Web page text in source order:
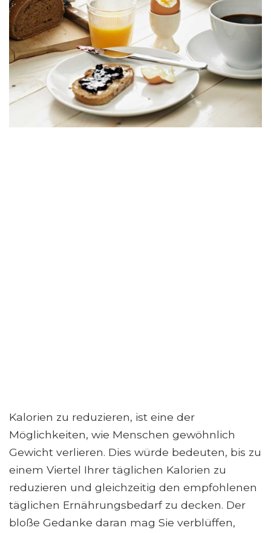
Kalorien zu reduzieren, ist eine der
Möglichkeiten, wie Menschen gewöhnlich
Gewicht verlieren. Dies würde bedeuten, bis zu
einem Viertel Ihrer täglichen Kalorien zu
reduzieren und gleichzeitig den empfohlenen
täglichen Ernährungsbedarf zu decken. Der
bloße Gedanke daran mag Sie verblüffen,